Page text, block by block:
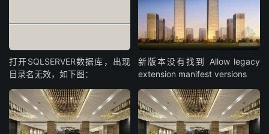
打开SQLSERVER数据库，出现
目录名无效，如下图：
新版本没有找到 Allow legacy
extension manifest versions